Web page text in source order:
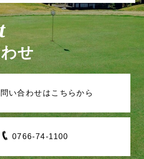
せ
い合わせは こちらから
0766-74-1100